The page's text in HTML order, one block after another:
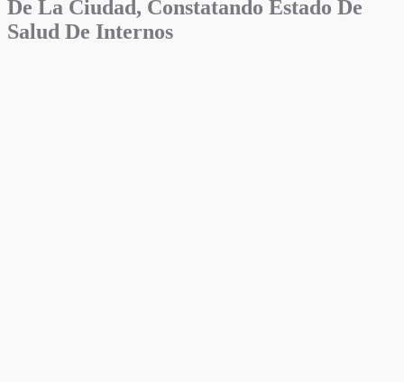
De La Ciudad, Constatando Estado De
Salud De Internos